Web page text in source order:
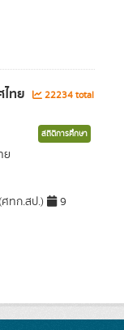
ทย
22234 total
สถิติการศึกษา
ย
ศทก.สป.)
9